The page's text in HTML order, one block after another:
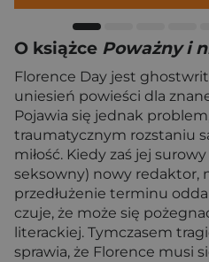
O książce Poważny i
Florence Day jest
uniesień powieści dla
Pojawia się jednak
traumatycznym rozstaniu
miłość. Kiedy zaś jej
seksowny) nowy redaktor,
przedłużenie terminu
czuje, że może się
literackiej. Tymczasem
sprawia, że Florence musi